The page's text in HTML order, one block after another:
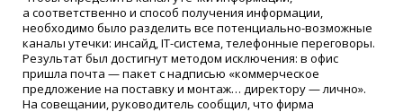
а соответственно и способ получения информации,
необходимо было разделить все потенциально-возможные
каналы утечки: инсайд, IT-система, телефонные переговоры.
Результат был достигнут методом исключения: в офис
пришла почта — пакет с надписью «коммерческое
предложение на поставку и монтаж… директору — лично».
На совещании, руководитель сообщил, что фирма